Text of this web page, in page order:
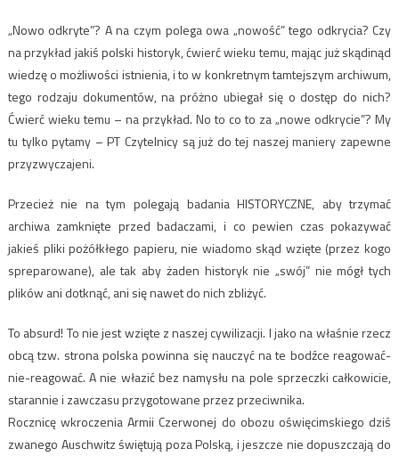
„Nowo odkryte”? A na czym polega owa „nowość” tego odkrycia? Czy
na przykład jakiś polski historyk, ćwierć wieku temu, mając już skądinąd
wiedzę o możliwości istnienia, i to w konkretnym tamtejszym archiwum,
tego rodzaju dokumentów, na próżno ubiegał się o dostęp do nich?
Ćwierć wieku temu – na przykład. No to co to za „nowe odkrycie”? My
tu tylko pytamy – PT Czytelnicy są już do tej naszej maniery zapewne
przyzwyczajeni.
Przecież nie na tym polegają badania HISTORYCZNE, aby trzymać
archiwa zamknięte przed badaczami, i co pewien czas pokazywać
jakieś pliki pożółkłego papieru, nie wiadomo skąd wzięte (przez kogo
spreparowane), ale tak aby żaden historyk nie „swój” nie mógł tych
plików ani dotknąć, ani się nawet do nich zbliżyć.
To absurd! To nie jest wzięte z naszej cywilizacji. I jako na właśnie rzecz
obcą tzw. strona polska powinna się nauczyć na te bodźce reagować-
nie-reagować. A nie włazić bez namysłu na pole sprzeczki całkowicie,
starannie i zawczasu przygotowane przez przeciwnika.
Rocznicę wkroczenia Armii Czerwonej do obozu oświęcimskiego dziś
zwanego Auschwitz świętują poza Polską, i jeszcze nie dopuszczają do